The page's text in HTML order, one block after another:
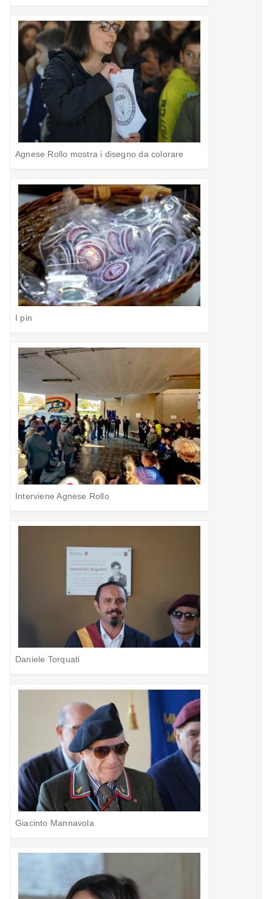
Agnese Rollo mostra i disegno da colorare
I pin
Interviene Agnese Rollo
Daniele Torquati
Giacinto Mannavola